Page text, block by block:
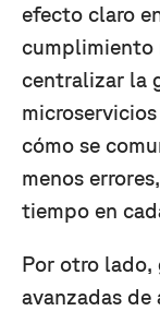
efecto claro
cumplimiento
centralizar la
cómo se
menos
tiempo en
Por otro lado,
avanzadas